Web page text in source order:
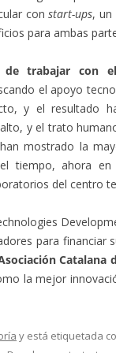
constart-ups, un
para ambas
de trabajar con
el apoyo
y el resultado
y el trato
mostrado la
tiempo, ahora
del centro
para financiar
Catalana
la mejor
y está etiquetada